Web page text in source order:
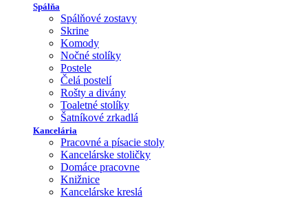
Spálňa
Spálňové zostavy
Skrine
Komody
Nočné stolíky
Postele
Čelá postelí
Rošty a divány
Toaletné stolíky
Šatníkové zrkadlá
Kancelária
Pracovné a písacie stoly
Kancelárske stoličky
Domáce pracovne
Knižnice
Kancelárske kreslá